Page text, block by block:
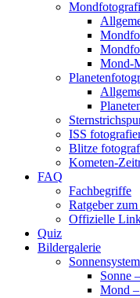
Mond-
ISS
Blitze
Kometen-
FAQ
Fachbegriffe
Ratgeber
Offizielle
Quiz
Bildergalerie
Sonne
Mond